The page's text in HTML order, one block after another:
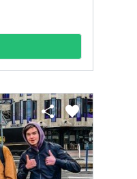
share favorite